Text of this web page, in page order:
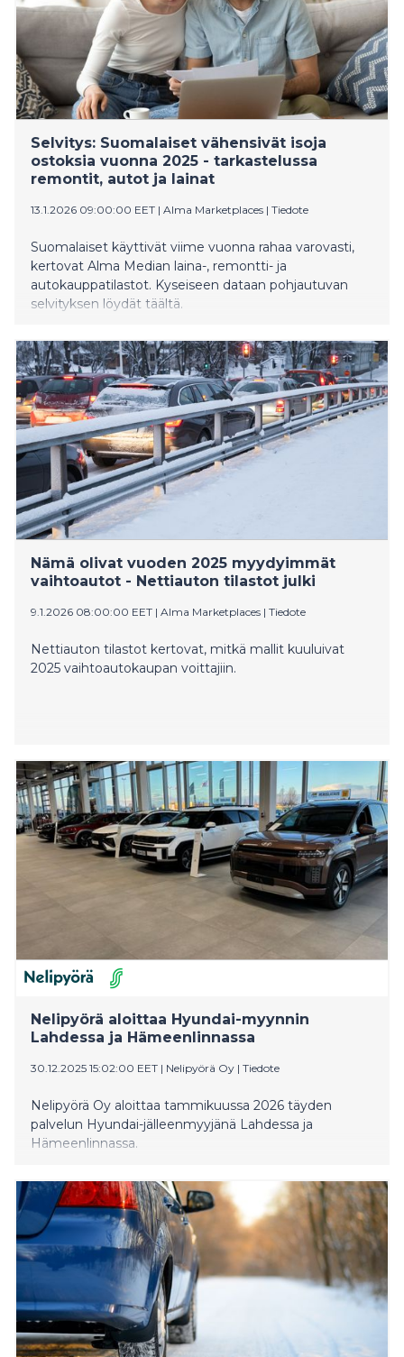
Selvitys: Suomalaiset vähensivät isoja
ostoksia vuonna 2025 - tarkastelussa
remontit, autot ja lainat
13.1.2026 09:00:00 EET | Alma Marketplaces | Tiedote
Suomalaiset käyttivät viime vuonna rahaa varovasti,
kertovat Alma Median laina-, remontti- ja
autokauppatilastot. Kyseiseen dataan pohjautuvan
selvityksen löydät täältä.
Nämä olivat vuoden 2025 myydyimmät
vaihtoautot - Nettiauton tilastot julki
9.1.2026 08:00:00 EET | Alma Marketplaces | Tiedote
Nettiauton tilastot kertovat, mitkä mallit kuuluivat
2025 vaihtoautokaupan voittajiin.
Nelipyörä aloittaa Hyundai-myynnin
Lahdessa ja Hämeenlinnassa
30.12.2025 15:02:00 EET | Nelipyörä Oy | Tiedote
Nelipyörä Oy aloittaa tammikuussa 2026 täyden
palvelun Hyundai-jälleenmyyjänä Lahdessa ja
Hämeenlinnassa.